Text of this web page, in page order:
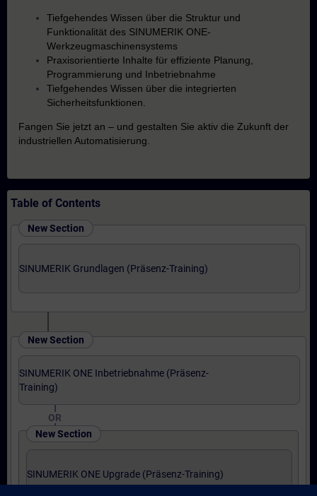
Tiefgehendes Wissen über die Struktur und
Funktionalität des SINUMERIK ONE-
Werkzeugmaschinensystems
Praxisorientierte Inhalte für effiziente Planung,
Programmierung und Inbetriebnahme
Tiefgehendes Wissen über die integrierten
Sicherheitsfunktionen.
Fangen Sie jetzt an – und gestalten Sie aktiv die Zukunft der
industriellen Automatisierung.
Table of Contents
New Section
SINUMERIK Grundlagen (Präsenz-Training)
New Section
SINUMERIK ONE Inbetriebnahme (Präsenz-
Training)
OR
New Section
SINUMERIK ONE Upgrade (Präsenz-Training)